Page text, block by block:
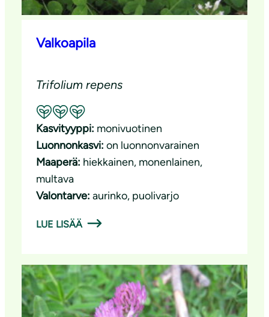
Valkoapila
Trifolium repens
Suositeltavuus: Erinomainen pölyttäjäkasvi
Kasvityyppi: monivuotinen
Luonnonkasvi: on luonnonvarainen
Maaperä: hiekkainen, monenlainen
multava
Valontarve: aurinko, puolivarjo
LUE LISÄÄ